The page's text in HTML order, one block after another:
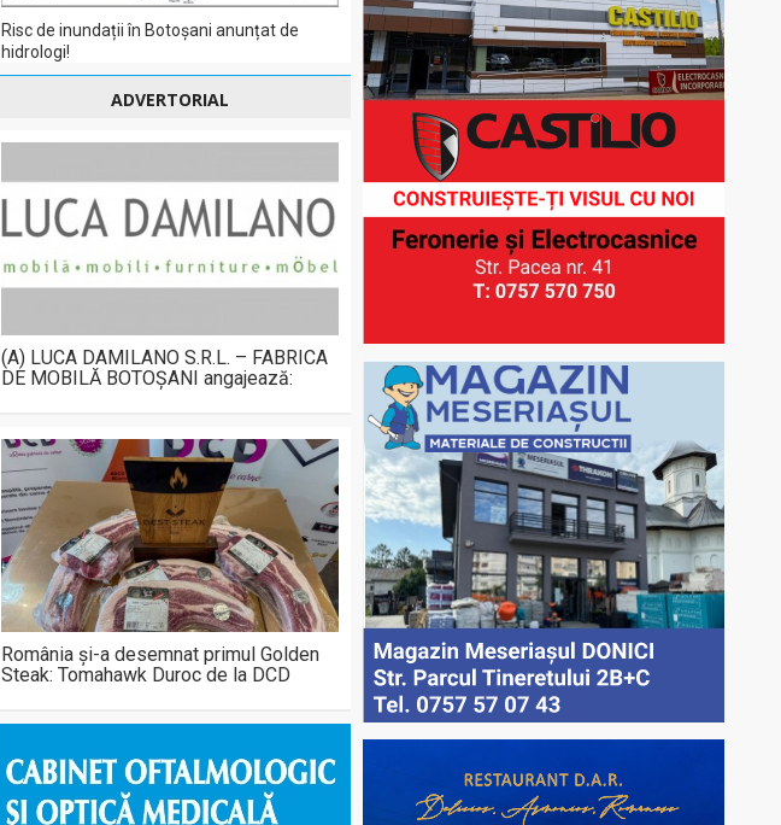
Risc de inundații în Botoșani anunțat de
hidrologi!
ADVERTORIAL
(A) LUCA DAMILANO S.R.L. – FABRICA
DE MOBILĂ BOTOȘANI angajează:
România și-a desemnat primul Golden
Steak: Tomahawk Duroc de la DCD